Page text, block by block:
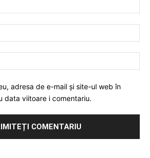
adresa de e-mail și site-ul web în
data viitoare i comentariu.